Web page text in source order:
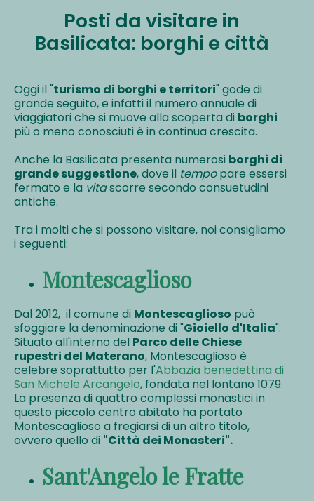
Posti da visitare in
Basilicata: borghi e città
Oggi il "turismo di borghi e territori" gode di
grande seguito, e infatti il numero annuale di
viaggiatori che si muove alla scoperta di borghi
più o meno conosciuti è in continua crescita.
Anche la Basilicata presenta numerosi borghi di
grande suggestione, dove il tempopare essersi
fermato e la vitascorre secondo consuetudini
antiche.
Tra i molti che si possono visitare, noi consigliamo
i seguenti:
Montescaglioso
Dal 2012, il comune di Montescaglioso può
sfoggiare la denominazione di "Gioiello d'Italia".
Situato all'interno del Parco delle Chiese
rupestri del Materano, Montescaglioso è
celebre soprattutto per l'Abbazia benedettina di
San Michele Arcangelo, fondata nel lontano 1079.
La presenza di quattro complessi monastici in
questo piccolo centro abitato ha portato
Montescaglioso a fregiarsi di un altro titolo,
ovvero quello di "Città dei Monasteri".
Sant'Angelo le Fratte